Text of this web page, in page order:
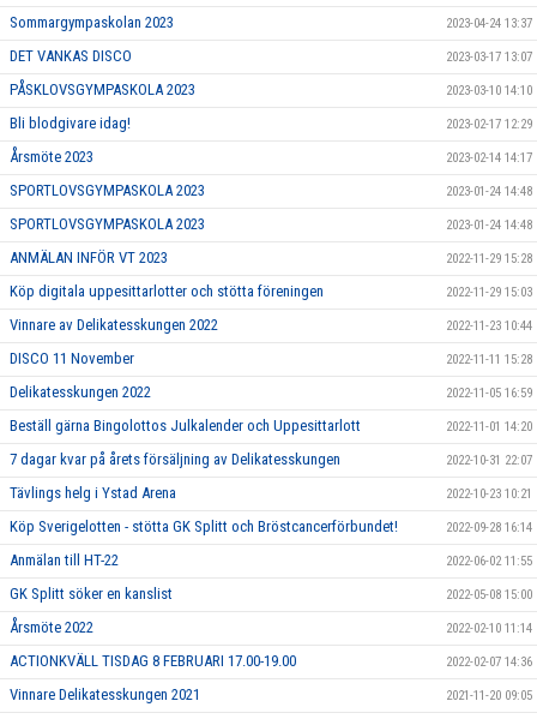
Sommargympaskolan 2023 2023-04-24 13:37
DET VANKAS DISCO 2023-03-17 13:07
PÅSKLOVSGYMPASKOLA 2023 2023-03-10 14:10
Bli blodgivare idag! 2023-02-17 12:29
Årsmöte 2023 2023-02-14 14:17
SPORTLOVSGYMPASKOLA 2023 2023-01-24 14:48
SPORTLOVSGYMPASKOLA 2023 2023-01-24 14:48
ANMÄLAN INFÖR VT 2023 2022-11-29 15:28
Köp digitala uppesittarlotter och stötta föreningen 2022-11-29 15:03
Vinnare av Delikatesskungen 2022 2022-11-23 10:44
DISCO 11 November 2022-11-11 15:28
Delikatesskungen 2022 2022-11-05 16:59
Beställ gärna Bingolottos Julkalender och Uppesittarlott 2022-11-01 14:20
7 dagar kvar på årets försäljning av Delikatesskungen 2022-10-31 22:07
Tävlings helg i Ystad Arena 2022-10-23 10:21
Köp Sverigelotten - stötta GK Splitt och Bröstcancerförbundet! 2022-09-28 16:14
Anmälan till HT-22 2022-06-02 11:55
GK Splitt söker en kanslist 2022-05-08 15:00
Årsmöte 2022 2022-02-10 11:14
ACTIONKVÄLL TISDAG 8 FEBRUARI 17.00-19.00 2022-02-07 14:36
Vinnare Delikatesskungen 2021 2021-11-20 09:05